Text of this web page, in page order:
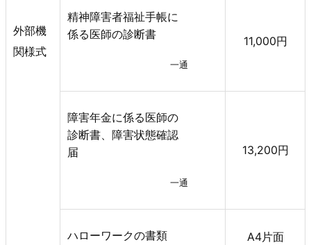
外部機
関様式
精神障害者福祉手帳に
係る医師の診断書
一通
11,000円
障害年金に係る医師の
診断書、障害状態確認
届
一通
13,200円
ハローワークの書類
A4片面